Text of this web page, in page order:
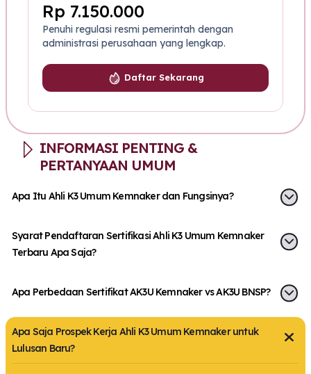
Rp 7.150.000
Penuhi regulasi resmi pemerintah dengan
administrasi perusahaan yang lengkap.
Daftar Sekarang
INFORMASI PENTING &
PERTANYAAN UMUM
Apa Itu Ahli K3 Umum Kemnaker dan Fungsinya?
Syarat Pendaftaran Sertifikasi Ahli K3 Umum Kemnaker
Terbaru Apa Saja?
Apa Perbedaan Sertifikat AK3U Kemnaker vs AK3U BNSP?
Apa Saja Prospek Kerja Ahli K3 Umum Kemnaker untuk
Lulusan Baru?